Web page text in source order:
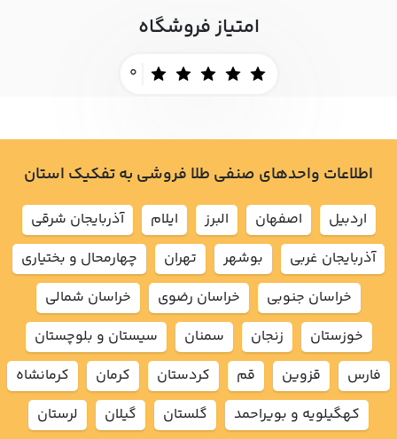
امتیاز فروشگاه
0
اطلاعات واحدهای صنفی طلا فروشی به تفکیک استان
اردبيل اصفهان البرز ايلام
آذربايجان شرقي
آذربايجان غربي
بوشهر تهران
چهارمحال و بختياري
خراسان جنوبي
خراسان رضوي
خراسان شمالي
خوزستان
زنجان سمنان
سيستان و بلوچستان
فارس
قزوين قم كردستان كرمان
كرمانشاه
كهگيلويه و بويراحمد
گلستان گيلان
لرستان